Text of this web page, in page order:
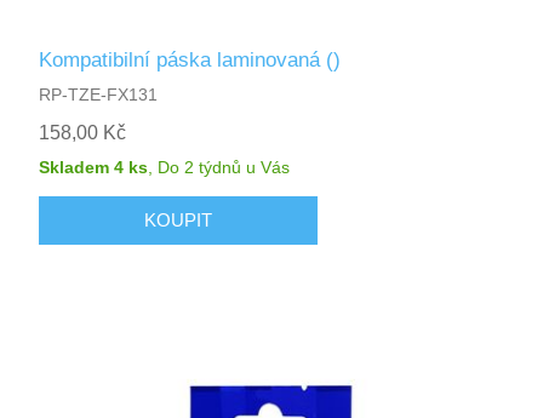
Kompatibilní páska laminovaná ()
RP-TZE-FX131
158,00 Kč
Skladem 4 ks Do 2 týdnů u Vás